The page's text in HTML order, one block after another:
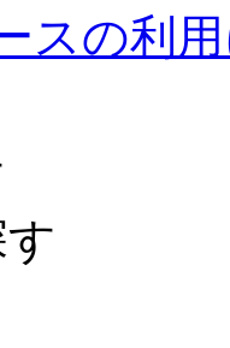
スの利